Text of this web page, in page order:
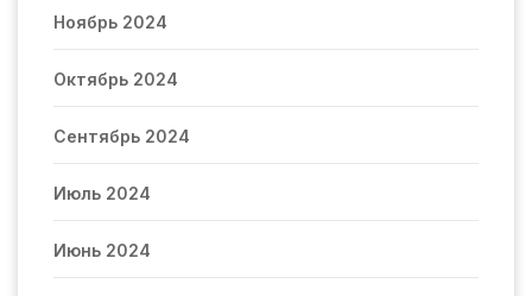
Ноябрь 2024
Октябрь 2024
Сентябрь 2024
Июль 2024
Июнь 2024